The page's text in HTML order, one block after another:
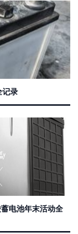
记录
电池年末活动全